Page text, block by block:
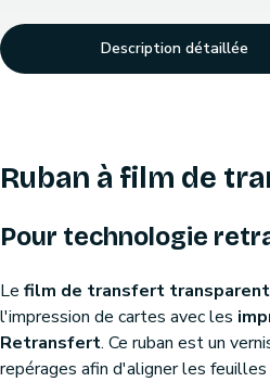
Description détaillée
Ruban à film de
Pour technologie
Le film de transfert
l'impression de cartes avec les
Retransfert. Ce ruban est un
repérages afin d'aligner les